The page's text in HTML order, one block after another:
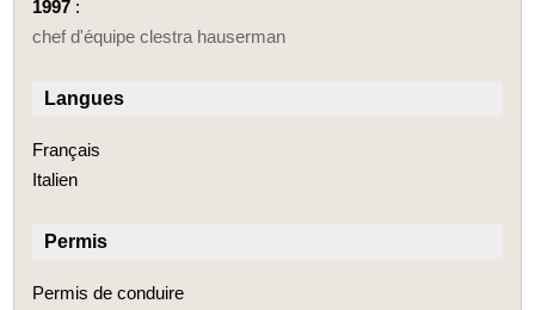
1997 :
chef d'équipe clestra hauserman
Langues
Français
Italien
Permis
Permis de conduire